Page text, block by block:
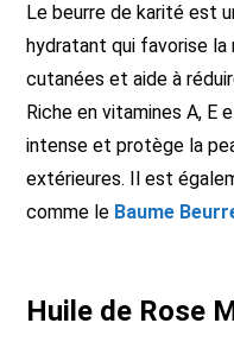
Le beurre de karité est
hydratant qui favorise
cutanées et aide à
Riche en vitamines A, E
intense et protège la
extérieures. Il est
comme le Baume
Huile de Rose